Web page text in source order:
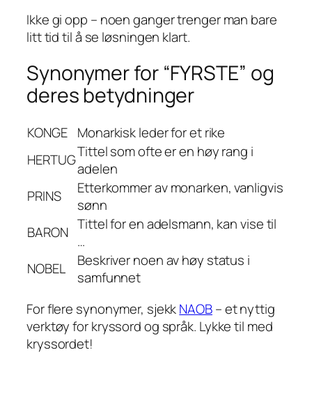
Ikke gi opp – noen ganger trenger man bare
litt tid til å se løsningen klart.
Synonymer for “FYRSTE” og
deres betydninger
KONGE Monarkisk leder for et rike
HERTUGTittel som ofte er en høy rang i
adelen
PRINS
Etterkommer av monarken, vanligvis
sønn
BARON Tittel for en adelsmann, kan vise til
…
NOBEL
Beskriver noen av høy status i
samfunnet
For flere synonymer, sjekkNAOB– et nyttig
verktøy for kryssord og språk. Lykke til med
kryssordet!